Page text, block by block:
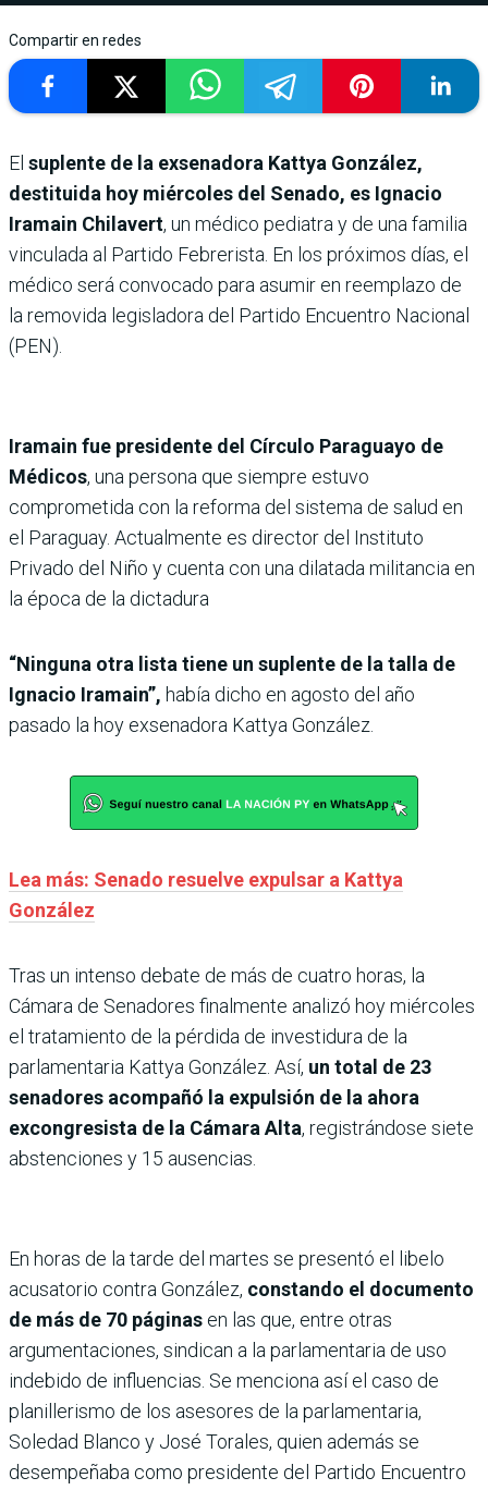
Compartir en redes
El suplente de la exsenadora Kattya González,
destituida hoy miércoles del Senado, es Ignacio
Iramain Chilavert, un médico pediatra y de una familia
vinculada al Partido Febrerista. En los próximos días, el
médico será convocado para asumir en reemplazo de
la removida legisladora del Partido Encuentro Nacional
(PEN).
Iramain fue presidente del Círculo Paraguayo de
Médicos, una persona que siempre estuvo
comprometida con la reforma del sistema de salud en
el Paraguay. Actualmente es director del Instituto
Privado del Niño y cuenta con una dilatada militancia en
la época de la dictadura
“Ninguna otra lista tiene un suplente de la talla de
Ignacio Iramain”, había dicho en agosto del año
pasado la hoy exsenadora Kattya González.
Lea más: Senado resuelve expulsar a Kattya
González
Tras un intenso debate de más de cuatro horas, la
Cámara de Senadores finalmente analizó hoy miércoles
el tratamiento de la pérdida de investidura de la
parlamentaria Kattya González. Así, un total de 23
senadores acompañó la expulsión de la ahora
excongresista de la Cámara Alta, registrándose siete
abstenciones y 15 ausencias.
En horas de la tarde del martes se presentó el libelo
acusatorio contra González, constando el documento
de más de 70 páginas en las que, entre otras
argumentaciones, sindican a la parlamentaria de uso
indebido de influencias. Se menciona así el caso de
planillerismo de los asesores de la parlamentaria,
Soledad Blanco y José Torales, quien además se
desempeñaba como presidente del Partido Encuentro